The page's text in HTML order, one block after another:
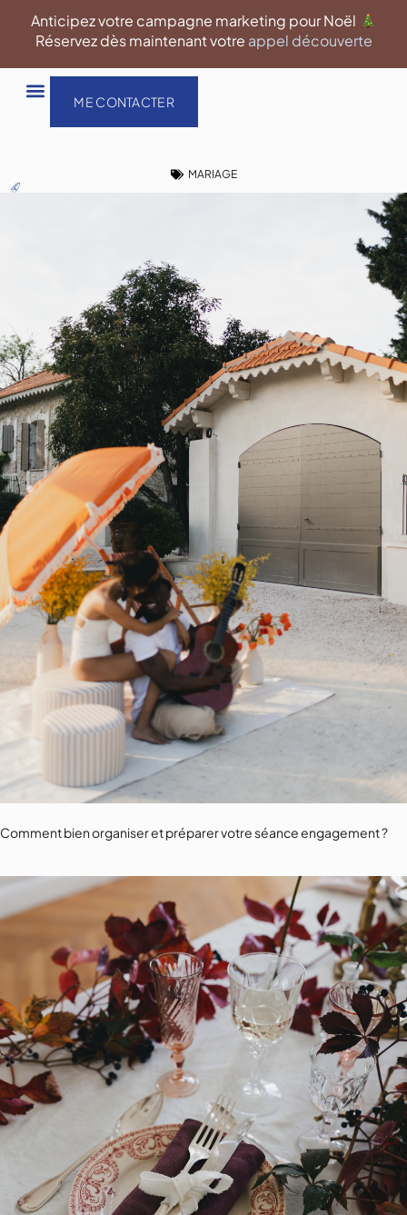
Anticipez votre campagne marketing pour Noël
Réservez dès maintenant votre appel découverte
ME CONTACTER
MARIAGE
Comment bien organiser et préparer votre séance engagement ?